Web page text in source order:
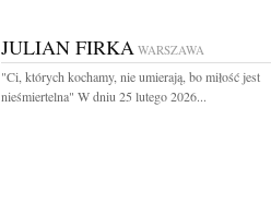
JULIAN FIRKA WARSZAWA
"Ci, których kochamy, nie umierają, bo miłość jest
nieśmiertelna" W dniu 25 lutego 2026...